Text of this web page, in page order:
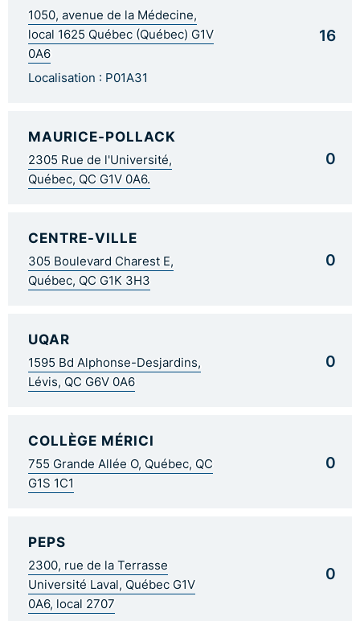
1050, avenue de la Médecine,
local 1625 Québec (Québec) G1V
0A6
Localisation : P01A31
16
MAURICE-POLLACK
2305 Rue de l'Université,
Québec, QC G1V 0A6.
0
CENTRE-VILLE
305 Boulevard Charest E,
Québec, QC G1K 3H3
0
UQAR
1595 Bd Alphonse-Desjardins,
Lévis, QC G6V 0A6
0
COLLÈGE MÉRICI
755 Grande Allée O, Québec, QC
G1S 1C1
0
PEPS
2300, rue de la Terrasse
Université Laval, Québec G1V
0A6, local 2707
0